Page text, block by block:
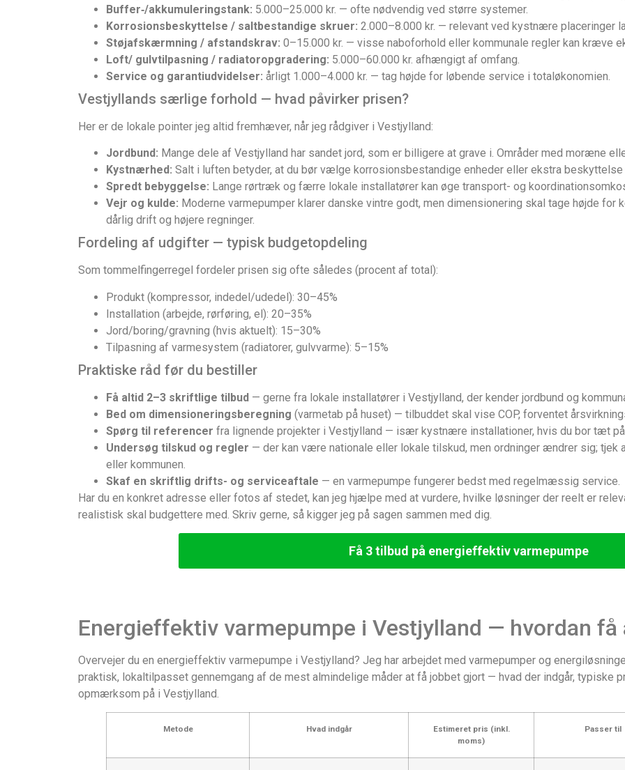
Buffer‑/akkumuleringstank: 5.000–25.000 kr. — ofte nødvendig ved større systemer.
Korrosionsbeskyttelse / saltbestandige skruer: 2.000–8.000 kr. — relevant ved kystnære placeringer
Støjafskærmning / afstandskrav: 0–15.000 kr. — visse naboforhold eller kommunale regler kan kræve
Loft/ gulvtilpasning / radiatoropgradering: 5.000–60.000 kr. afhængigt af omfang.
Service og garantiudvidelser: årligt 1.000–4.000 kr. — tag højde for løbende service i totaløkonomien.
Vestjyllands særlige forhold — hvad påvirker prisen?
Her er de lokale pointer jeg altid fremhæver, når jeg rådgiver i Vestjylland:
Jordbund: Mange dele af Vestjylland har sandet jord, som er billigere at grave i. Områder med moræne
Kystnærhed: Salt i luften betyder, at du bør vælge korrosionsbestandige enheder eller ekstra
Spredt bebyggelse: Lange rørtræk og færre lokale installatører kan øge transport- og
Vejr og kulde: Moderne varmepumper klarer danske vintre godt, men dimensionering skal tage højde
dårlig drift og højere regninger.
Fordeling af udgifter — typisk budgetopdeling
Som tommelfingerregel fordeler prisen sig ofte således (procent af total):
Produkt (kompressor, indedel/udedel): 30–45%
Installation (arbejde, rørføring, el): 20–35%
Jord/boring/gravning (hvis aktuelt): 15–30%
Tilpasning af varmesystem (radiatorer, gulvvarme): 5–15%
Praktiske råd før du bestiller
Få altid 2–3 skriftlige tilbud — gerne fra lokale installatører i Vestjylland, der kender jordbund og
Bed om dimensioneringsberegning (varmetab på huset) — tilbuddet skal vise COP, forventet
Spørg til referencer fra lignende projekter i Vestjylland — især kystnære installationer, hvis du bor tæt på
Undersøg tilskud og regler — der kan være nationale eller lokale tilskud, men ordninger ændrer sig; tjek
eller kommunen.
Skaf en skriftlig drifts- og serviceaftale — en varmepumpe fungerer bedst med regelmæssig service.
Har du en konkret adresse eller fotos af stedet, kan jeg hjælpe med at vurdere, hvilke løsninger der reelt er
realistisk skal budgettere med. Skriv gerne, så kigger jeg på sagen sammen med dig.
Få 3 tilbud på energieffektiv varmepumpe
Energieffektiv varmepumpe i Vestjylland — hvordan
Overvejer du en energieffektiv varmepumpe i Vestjylland? Jeg har arbejdet med varmepumper og
praktisk, lokaltilpasset gennemgang af de mest almindelige måder at få jobbet gjort — hvad der indgår, typiske
opmærksom på i Vestjylland.
Metode Hvad indgår
Estimeret pris (inkl.
moms)
Passer til